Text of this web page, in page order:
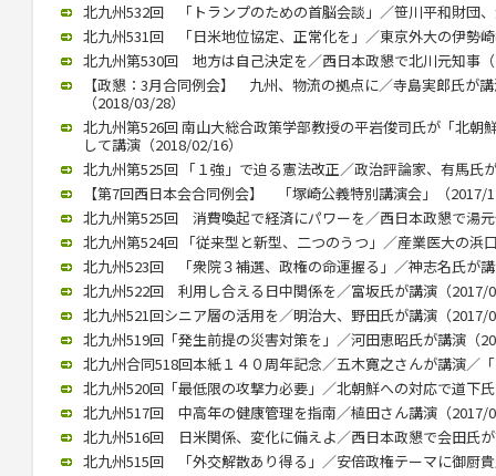
北九州532回 「トランプのための首脳会談」／笹川平和財団
北九州531回 「日米地位協定、正常化を」／東京外大の伊勢
北九州第530回 地方は自己決定を／西日本政懇で北川元知事
【政懇：3月合同例会】 九州、物流の拠点に／寺島実郎氏が
（2018/03/28）
北九州第526回 南山大総合政策学部教授の平岩俊司氏が「北朝
して講演（2018/02/16）
北九州第525回 「１強」で迫る憲法改正／政治評論家、有馬氏
【第7回西日本会合同例会】 「塚崎公義特別講演会」（2017/
北九州第525回 消費喚起で経済にパワーを／西日本政懇で湯
北九州第524回 「従来型と新型、二つのうつ」／産業医大の浜
北九州523回 「衆院３補選、政権の命運握る」／神志名氏が
北九州522回 利用し合える日中関係を／富坂氏が講演（2017/
北九州521回シニア層の活用を／明治大、野田氏が講演（2017/
北九州519回「発生前提の災害対策を」／河田恵昭氏が講演（
北九州合同518回本紙１４０周年記念／五木寛之さんが講演／
北九州520回「最低限の攻撃力必要」／北朝鮮への対応で道
北九州517回 中高年の健康管理を指南／植田さん講演（2017/
北九州516回 日米関係、変化に備えよ／西日本政懇で会田氏
北九州515回 「外交解散あり得る」／安倍政権テーマに御厨